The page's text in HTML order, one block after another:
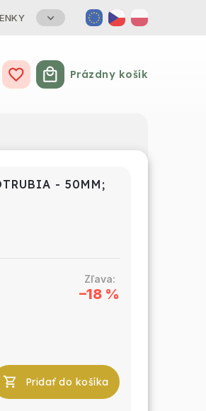
Nákupný košík
Prázdny košík
- 50MM;
–18 %
Pridať do košíka